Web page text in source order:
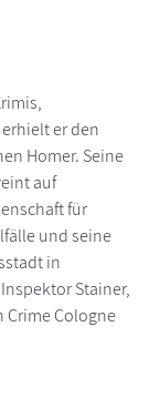
er den
Homer. Seine
auf
für
und seine
in
Stainer,
Crime Cologne